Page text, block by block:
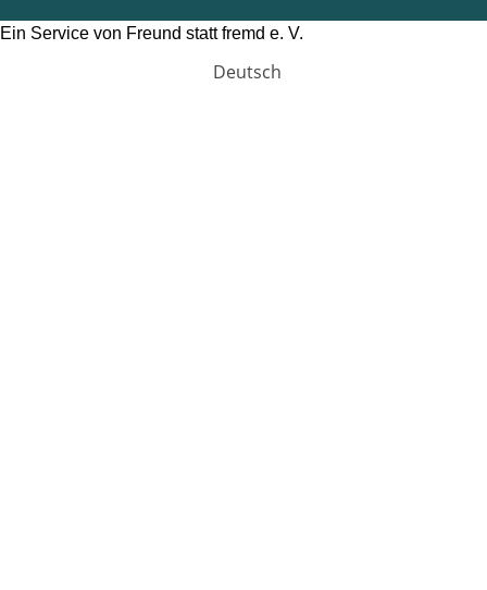
Ein Service von Freund statt fremd e. V.
Deutsch